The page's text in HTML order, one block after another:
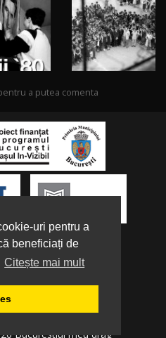
uri pentru a
beneficiați de
Citește mai mult
a putea comenta
și condiții | Tutorial
Bucurestiul meu drag